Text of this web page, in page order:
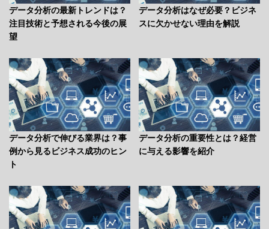
データ分析の最新トレンドは？
注目技術と予想される今後の展
望
データ分析はなぜ必要？ビジネ
スに欠かせない理由を解説
データ分析で伸びる業界は？事
例から見るビジネス成功のヒン
ト
データ分析の重要性とは？経営
に与える影響を紹介